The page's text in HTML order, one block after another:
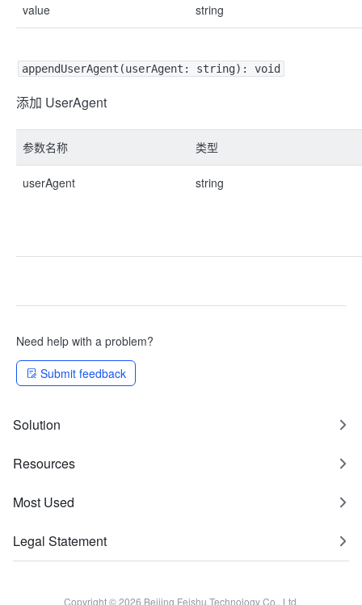
value string
appendUserAgent(userAgent: string): void
添加 UserAgent
参数名称 类型
userAgent string
Need help with a problem?
Submit feedback
Solution
Resources
Most Used
Legal Statement
Copyright © 2026 Beijing Feishu Technology Co., Ltd.